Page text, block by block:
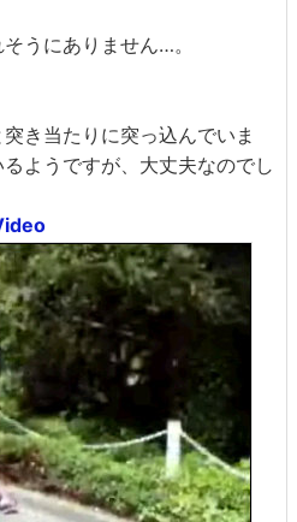
うにありません…。
き当たりに突っ込んでいま
ようですが、大丈夫なのでし